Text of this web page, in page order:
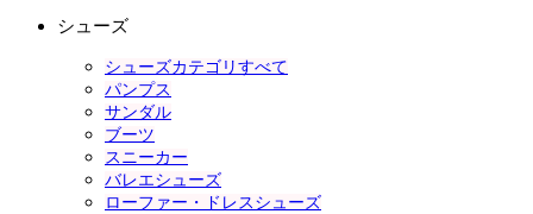
シューズ
シューズカテゴリすべて
パンプス
サンダル
ブーツ
スニーカー
バレエシューズ
ローファー・ドレスシューズ